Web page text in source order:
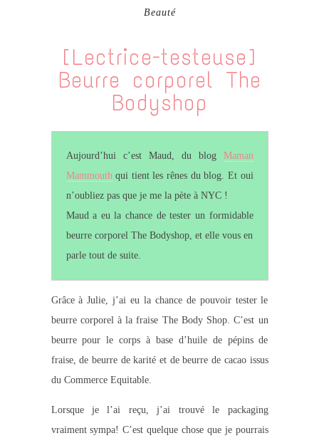
Beauté
[Lectrice-testeuse]
Beurre corporel The
Bodyshop
Aujourd’hui c’est Maud, du blog Maman
Mammouth qui tient les rênes du blog. Et oui
n’oubliez pas que je me la pète à NYC !
Maud a eu la chance de tester un formidable
beurre corporel The Bodyshop, et elle vous en
parle tout de suite.
Grâce à Julie, j’ai eu la chance de pouvoir tester le
beurre corporel à la fraise The Body Shop. C’est un
beurre pour le corps à base d’huile de pépins de
fraise, de beurre de karité et de beurre de cacao issus
du Commerce Equitable.
Lorsque je l’ai reçu, j’ai trouvé le packaging
vraiment sympa! C’est quelque chose que je pourrais